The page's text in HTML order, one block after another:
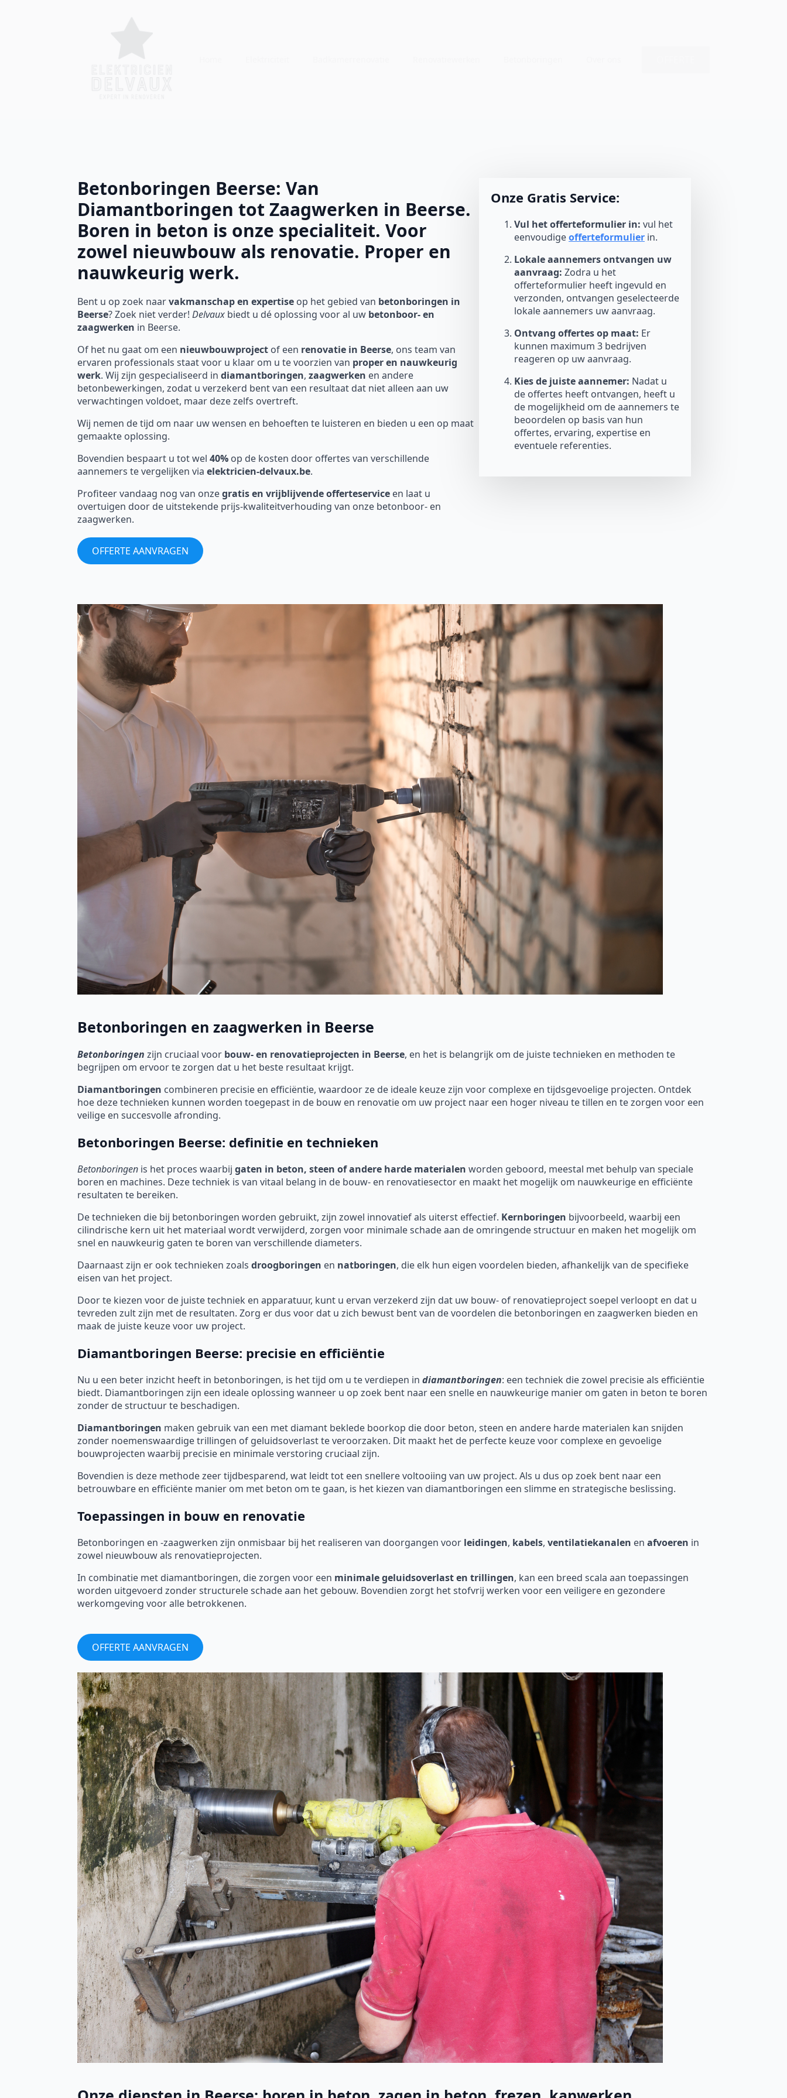
Betonboringen Beerse: Van
Diamantboringen tot Zaagwerken in Beerse.
Boren in beton is onze specialiteit. Voor
zowel nieuwbouw als renovatie. Proper en
nauwkeurig werk.
Bent u op zoek naarvakmanschap en expertise op het gebied van betonboringen in
Beerse? Zoek niet verder! Delvaux biedt u dé oplossing voor al uw betonboor- en
zaagwerken in Beerse.
Of het nu gaat om een nieuwbouwproject of een renovatie in Beerse, ons team van
ervaren professionals staat voor u klaar om u te voorzien van proper en nauwkeurig
werk. Wij zijn gespecialiseerd in diamantboringen, zaagwerken en andere
betonbewerkingen, zodat u verzekerd bent van een resultaat dat niet alleen aan uw
verwachtingen voldoet, maar deze zelfs overtreft.
Wij nemen de tijd om naar uw wensen en behoeften te luisteren en bieden u een op maat
gemaakte oplossing.
Bovendien bespaart u tot wel 40% op de kosten door offertes van verschillende
aannemers te vergelijken via elektricien-delvaux.be.
Profiteer vandaag nog van onzegratis en vrijblijvende offerteservice en laat u
overtuigen door de uitstekende prijs-kwaliteitverhouding van onze betonboor- en
zaagwerken.
OFFERTE AANVRAGEN
Onze Gratis Service:
Vul het offerteformulier in: vul het
eenvoudigeofferteformulier in.
Lokale aannemers ontvangen uw
aanvraag: Zodra u het
offerteformulier heeft ingevuld en
verzonden, ontvangen geselecteerde
lokale aannemers uw aanvraag.
Ontvang offertes op maat: Er
kunnen maximum 3 bedrijven
reageren op uw aanvraag.
Kies de juiste aannemer: Nadat u
de offertes heeft ontvangen, heeft u
de mogelijkheid om de aannemers te
beoordelen op basis van hun
offertes, ervaring, expertise en
eventuele referenties.
Betonboringen en zaagwerken in Beerse
Betonboringen zijn cruciaal voor bouw- en renovatieprojecten in Beerse, en het is belangrijk om de juiste technieken en methoden te
begrijpen om ervoor te zorgen dat u het beste resultaat krijgt.
Diamantboringen combineren precisie en efficiëntie, waardoor ze de ideale keuze zijn voor complexe en tijdsgevoelige projecten. Ontdek
hoe deze technieken kunnen worden toegepast in de bouw en renovatie om uw project naar een hoger niveau te tillen en te zorgen voor een
veilige en succesvolle afronding.
Betonboringen Beerse: definitie en technieken
Betonboringen is het proces waarbij gaten in beton, steen of andere harde materialen worden geboord, meestal met behulp van speciale
boren en machines. Deze techniek is van vitaal belang in de bouw- en renovatiesector en maakt het mogelijk om nauwkeurige en efficiënte
resultaten te bereiken.
De technieken die bij betonboringen worden gebruikt, zijn zowel innovatief als uiterst effectief. Kernboringen bijvoorbeeld, waarbij een
cilindrische kern uit het materiaal wordt verwijderd, zorgen voor minimale schade aan de omringende structuur en maken het mogelijk om
snel en nauwkeurig gaten te boren van verschillende diameters.
Daarnaast zijn er ook technieken zoals droogboringen en natboringen, die elk hun eigen voordelen bieden, afhankelijk van de specifieke
eisen van het project.
Door te kiezen voor de juiste techniek en apparatuur, kunt u ervan verzekerd zijn dat uw bouw- of renovatieproject soepel verloopt en dat u
tevreden zult zijn met de resultaten. Zorg er dus voor dat u zich bewust bent van de voordelen die betonboringen en zaagwerken bieden en
maak de juiste keuze voor uw project.
Diamantboringen Beerse: precisie en efficiëntie
Nu u een beter inzicht heeft in betonboringen, is het tijd om u te verdiepen in diamantboringen: een techniek die zowel precisie als efficiëntie
biedt. Diamantboringen zijn een ideale oplossing wanneer u op zoek bent naar een snelle en nauwkeurige manier om gaten in beton te boren
zonder de structuur te beschadigen.
Diamantboringen maken gebruik van een met diamant beklede boorkop die door beton, steen en andere harde materialen kan snijden
zonder noemenswaardige trillingen of geluidsoverlast te veroorzaken. Dit maakt het de perfecte keuze voor complexe en gevoelige
bouwprojecten waarbij precisie en minimale verstoring cruciaal zijn.
Bovendien is deze methode zeer tijdbesparend, wat leidt tot een snellere voltooiing van uw project. Als u dus op zoek bent naar een
betrouwbare en efficiënte manier om met beton om te gaan, is het kiezen van diamantboringen een slimme en strategische beslissing.
Toepassingen in bouw en renovatie
Betonboringen en -zaagwerken zijn onmisbaar bij het realiseren van doorgangen voor leidingen, kabels, ventilatiekanalen en afvoeren in
zowel nieuwbouw als renovatieprojecten.
In combinatie met diamantboringen, die zorgen voor een minimale geluidsoverlast en trillingen, kan een breed scala aan toepassingen
worden uitgevoerd zonder structurele schade aan het gebouw. Bovendien zorgt het stofvrij werken voor een veiligere en gezondere
werkomgeving voor alle betrokkenen.
OFFERTE AANVRAGEN